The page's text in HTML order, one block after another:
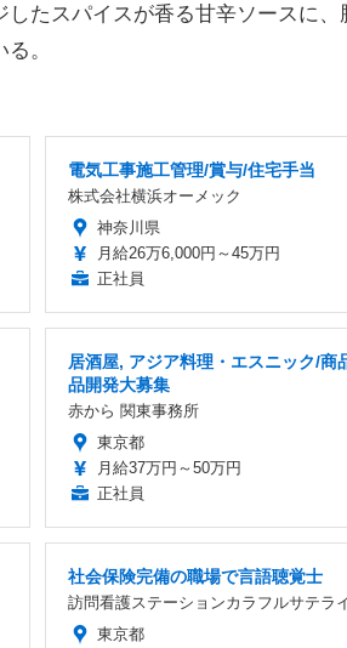
たスパイスが香る甘辛ソースに、
。
電気工事施工管理/賞与/住宅手当
株式会社横浜オーメック
神奈川県
月給26万6,000円～45万円
正社員
居酒屋, アジア料理・エスニック/商
品開発大募集
赤から 関東事務所
東京都
月給37万円～50万円
正社員
社会保険完備の職場で言語聴覚士
訪問看護ステーションカラフルサテラ
東京都